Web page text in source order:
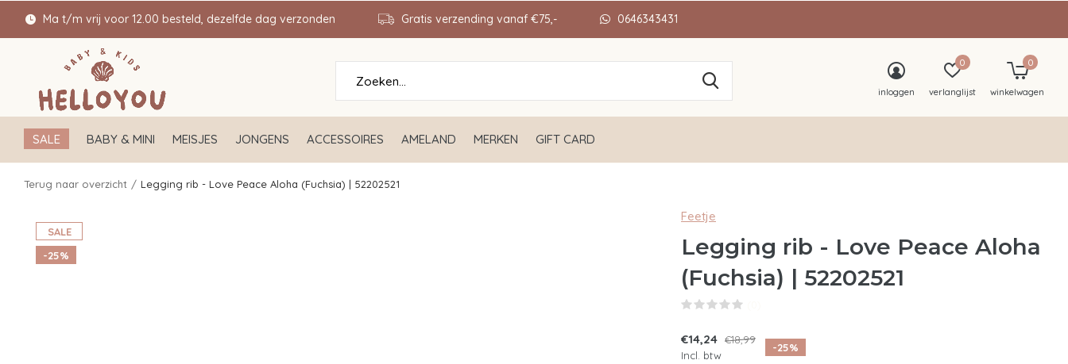
SALE BABY & MINI MEISJES JONGENS ACCESSOIRES AMELAND MERKEN GIFT CARD
inloggen verlanglijst
0
winkelwagen
0
Ma t/m vrij voor 12.00 besteld, dezelfde dag verzonden Gratis verzending vanaf €75,- 0646343431
Terug naar overzicht Legging rib - Love Peace Aloha (Fuchsia) | 52202521
SALE
-25%
Feetje
Legging rib - Love Peace Aloha
(Fuchsia) | 52202521
€14,24 €18,99
Incl. btw
-25%